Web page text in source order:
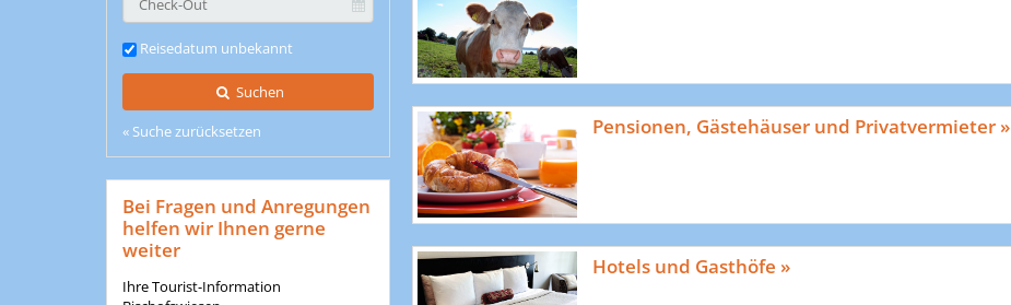
Pensionen, Gästehäuser und Privatvermieter »
Hotels und Gasthöfe »
Reisedatum unbekannt
Suchen
« Suche zurücksetzen
Bei Fragen und Anregungen
helfen wir Ihnen gerne
weiter
Ihre Tourist-Information